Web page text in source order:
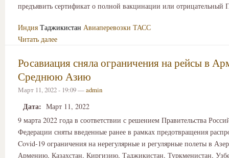
предъявить сертификат о полной вакцинации или отрицательный
Индия Таджикистан Авиаперевозки ТАСС
Читать далее
Росавиация сняла ограничения на рейсы в
Среднюю Азию
Март 11, 2022 - 19:09 —admin
Дата: Март 11, 2022
9 марта 2022 года в соответствии с решением Правительства
Федерации сняты введенные ранее в рамках предотвращения
Covid-19 ограничения на нерегулярные и регулярные полеты в
Армению, Казахстан, Киргизию, Таджикистан, Туркменистан,